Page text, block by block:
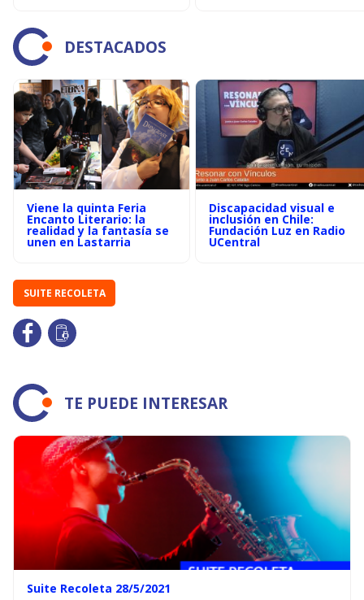
DESTACADOS
Viene la quinta Feria
Encanto Literario: la
realidad y la fantasía se
unen en Lastarria
Discapacidad visual e
inclusión en Chile:
Fundación Luz en Radio
UCentral
SUITE RECOLETA
TE PUEDE INTERESAR
Suite Recoleta 28/5/2021